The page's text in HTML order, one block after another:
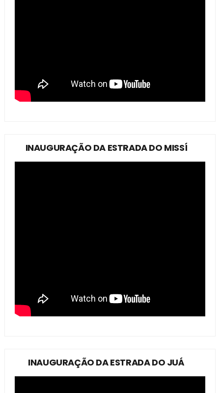
INAUGURAÇÃO DA ESTRADA DO MISSÍ
INAUGURAÇÃO DA ESTRADA DO JUÁ